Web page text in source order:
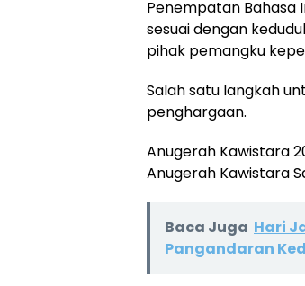
Penempatan Bahasa
sesuai dengan
pihak pemangku
Salah satu langkah
penghargaan.
Anugerah Kawistara
Anugerah Kawistara
Baca Juga Hari
Pangandaran